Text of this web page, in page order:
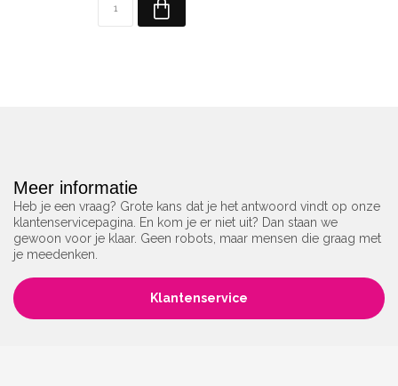
Meer informatie
Heb je een vraag? Grote kans dat je het antwoord vindt op onze
klantenservicepagina. En kom je er niet uit? Dan staan we
gewoon voor je klaar. Geen robots, maar mensen die graag met
je meedenken.
Klantenservice